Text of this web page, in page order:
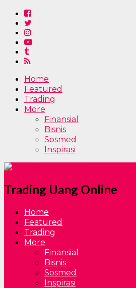
Home
Featured
Trading
More
Finansial
Bisnis
Sosmed
Inspirasi
Trading Uang Online
Home
Featured
Trading
More
Finansial
Bisnis
Sosmed
Inspirasi